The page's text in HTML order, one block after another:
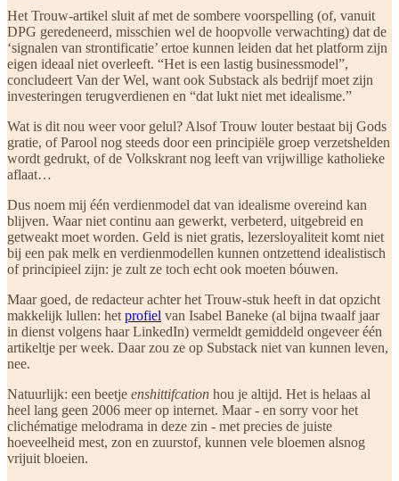
Het Trouw-artikel sluit af met de sombere voorspelling (of, vanuit
DPG geredeneerd, misschien wel de hoopvolle verwachting) dat de
‘signalen van strontificatie’ ertoe kunnen leiden dat het platform zijn
eigen ideaal niet overleeft. “Het is een lastig businessmodel”,
concludeert Van der Wel, want ook Substack als bedrijf moet zijn
investeringen terugverdienen en “dat lukt niet met idealisme.”
Wat is dit nou weer voor gelul? Alsof Trouw louter bestaat bij Gods
gratie, of Parool nog steeds door een principiële groep verzetshelden
wordt gedrukt, of de Volkskrant nog leeft van vrijwillige katholieke
aflaat…
Dus noem mij één verdienmodel dat van idealisme overeind kan
blijven. Waar niet continu aan gewerkt, verbeterd, uitgebreid en
getweakt moet worden. Geld is niet gratis, lezersloyaliteit komt niet
bij een pak melk en verdienmodellen kunnen ontzettend idealistisch
of principieel zijn: je zult ze toch echt ook moeten bóuwen.
Maar goed, de redacteur achter het Trouw-stuk heeft in dat opzicht
makkelijk lullen: het profiel van Isabel Baneke (al bijna twaalf jaar
in dienst volgens haar LinkedIn) vermeldt gemiddeld ongeveer één
artikeltje per week. Daar zou ze op Substack niet van kunnen leven,
nee.
Natuurlijk: een beetje enshittifcation hou je altijd. Het is helaas al
heel lang geen 2006 meer op internet. Maar - en sorry voor het
clichématige melodrama in deze zin - met precies de juiste
hoeveelheid mest, zon en zuurstof, kunnen vele bloemen alsnog
vrijuit bloeien.